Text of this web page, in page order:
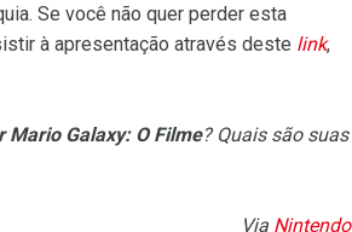
Se você não quer perder esta
à apresentação através deste link,
Mario Galaxy: O Filme? Quais são suas
Via Nintendo